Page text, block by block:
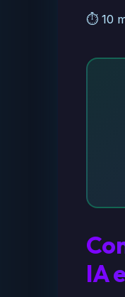
⏱️ 10
IA